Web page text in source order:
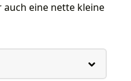
eine nette kleine